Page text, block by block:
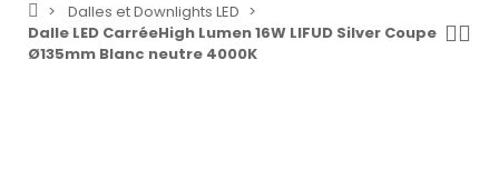
Dalles et Downlights LED
Dalle LED CarréeHigh Lumen 16W LIFUD Silver Coupe
Ø135mm Blanc neutre 4000K